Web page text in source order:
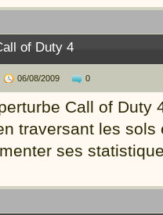
of Duty 4
06/08/2009 0
Call of Duty
traversant les sols
ses